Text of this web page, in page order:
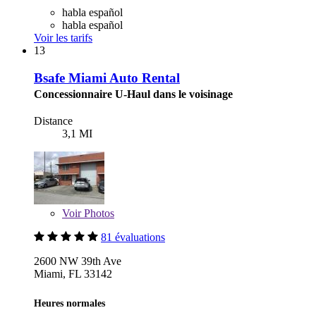
habla español
habla español
Voir les tarifs
13
Bsafe Miami Auto Rental
Concessionnaire U-Haul dans le voisinage
Distance
3,1 MI
VoirPhotos
81 évaluations
2600 NW 39th Ave
Miami, FL 33142
Heures normales